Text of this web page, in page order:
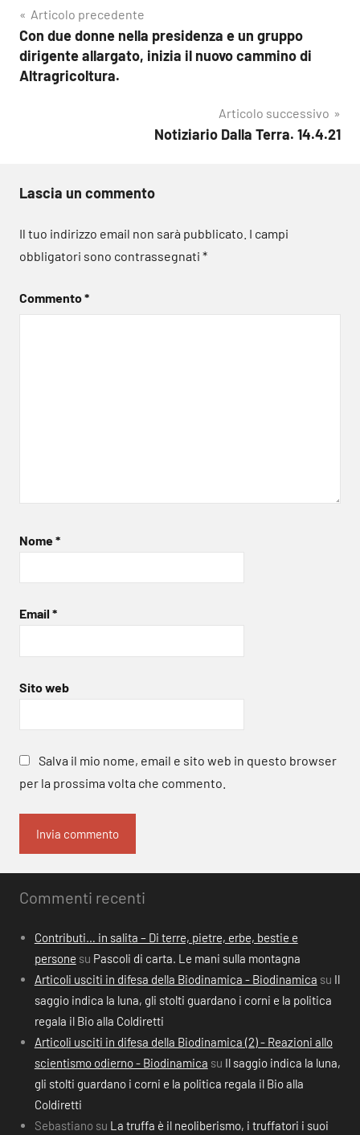
Navigazione
articoli
Articolo precedente
Con due donne nella presidenza e un gruppo
dirigente allargato, inizia il nuovo cammino di
Altragricoltura.
Articolo successivo
Notiziario Dalla Terra. 14.4.21
Lascia un commento
Il tuo indirizzo email non sarà pubblicato. I campi
obbligatori sono contrassegnati *
Commento*
Nome*
Email *
Sito web
Salva il mio nome, email e sito web in questo browser
per la prossima volta che commento.
Commenti recenti
Contributi… in salita – Di terre, pietre, erbe, bestie e
persone su Pascoli di carta. Le mani sulla montagna
Articoli usciti in difesa della Biodinamica - Biodinamica su Il
saggio indica la luna, gli stolti guardano i corni e la politica
regala il Bio alla Coldiretti
Articoli usciti in difesa della Biodinamica (2) - Reazioni allo
scientismo odierno - Biodinamica su Il saggio indica la luna,
gli stolti guardano i corni e la politica regala il Bio alla
Coldiretti
Sebastiano su La truffa è il neoliberismo, i truffatori i suoi